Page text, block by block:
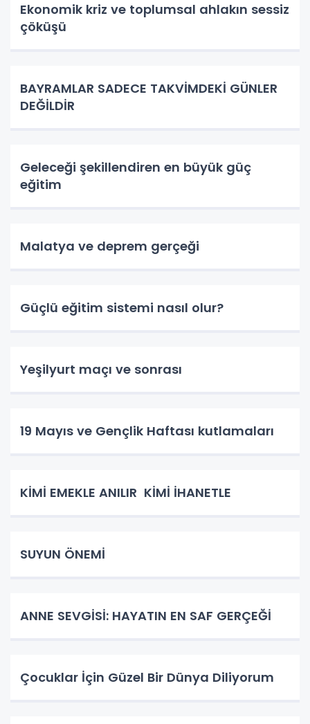
Ekonomik kriz ve toplumsal ahlakın sessiz
çöküşü
BAYRAMLAR SADECE TAKVİMDEKİ GÜNLER
DEĞİLDİR
Geleceği şekillendiren en büyük güç
eğitim
Malatya ve deprem gerçeği
Güçlü eğitim sistemi nasıl olur?
Yeşilyurt maçı ve sonrası
19 Mayıs ve Gençlik Haftası kutlamaları
KİMİ EMEKLE ANILIR KİMİ İHANETLE
SUYUN ÖNEMİ
ANNE SEVGİSİ: HAYATIN EN SAF GERÇEĞİ
Çocuklar İçin Güzel Bir Dünya Diliyorum